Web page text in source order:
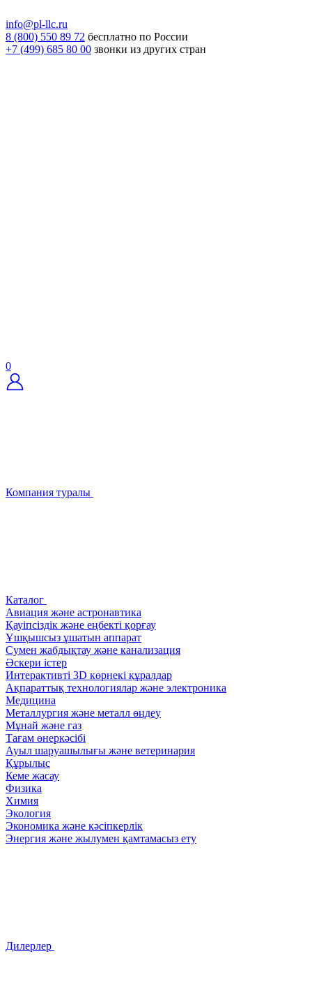
info@pl-llc.ru
8 (800) 550 89 72 бесплатно по России
+7 (499) 685 80 00 звонки из других стран
0
Компания туралы
Каталог
Авиация және астронавтика
Қауіпсіздік және еңбекті қорғау
Ұшқышсыз ұшатын аппарат
Сумен жабдықтау және канализация
Әскери істер
Интерактивті 3D көрнекі құралдар
Ақпараттық технологиялар және электроника
Медицина
Металлургия және металл өңдеу
Мұнай және газ
Тағам өнеркәсібі
Ауыл шаруашылығы және ветеринария
Құрылыс
Кеме жасау
Физика
Химия
Экология
Экономика және кәсіпкерлік
Энергия және жылумен қамтамасыз ету
Дилерлер